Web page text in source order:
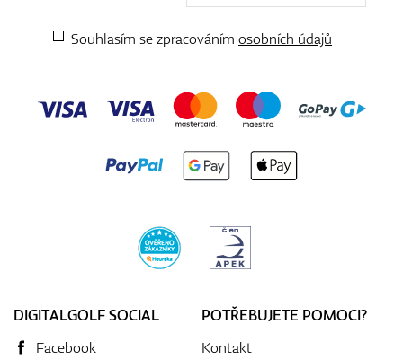
Souhlasím se zpracováním osobních údajů
DIGITALGOLF SOCIAL
Facebook
POTŘEBUJETE POMOCI?
Kontakt